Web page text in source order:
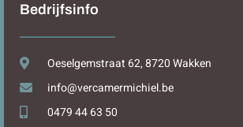
Bedrijfsinfo
Oeselgemstraat 62, 8720 Wakken
info@vercamermichiel.be
0479 44 63 50